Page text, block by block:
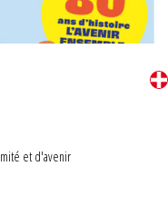
et d'avenir